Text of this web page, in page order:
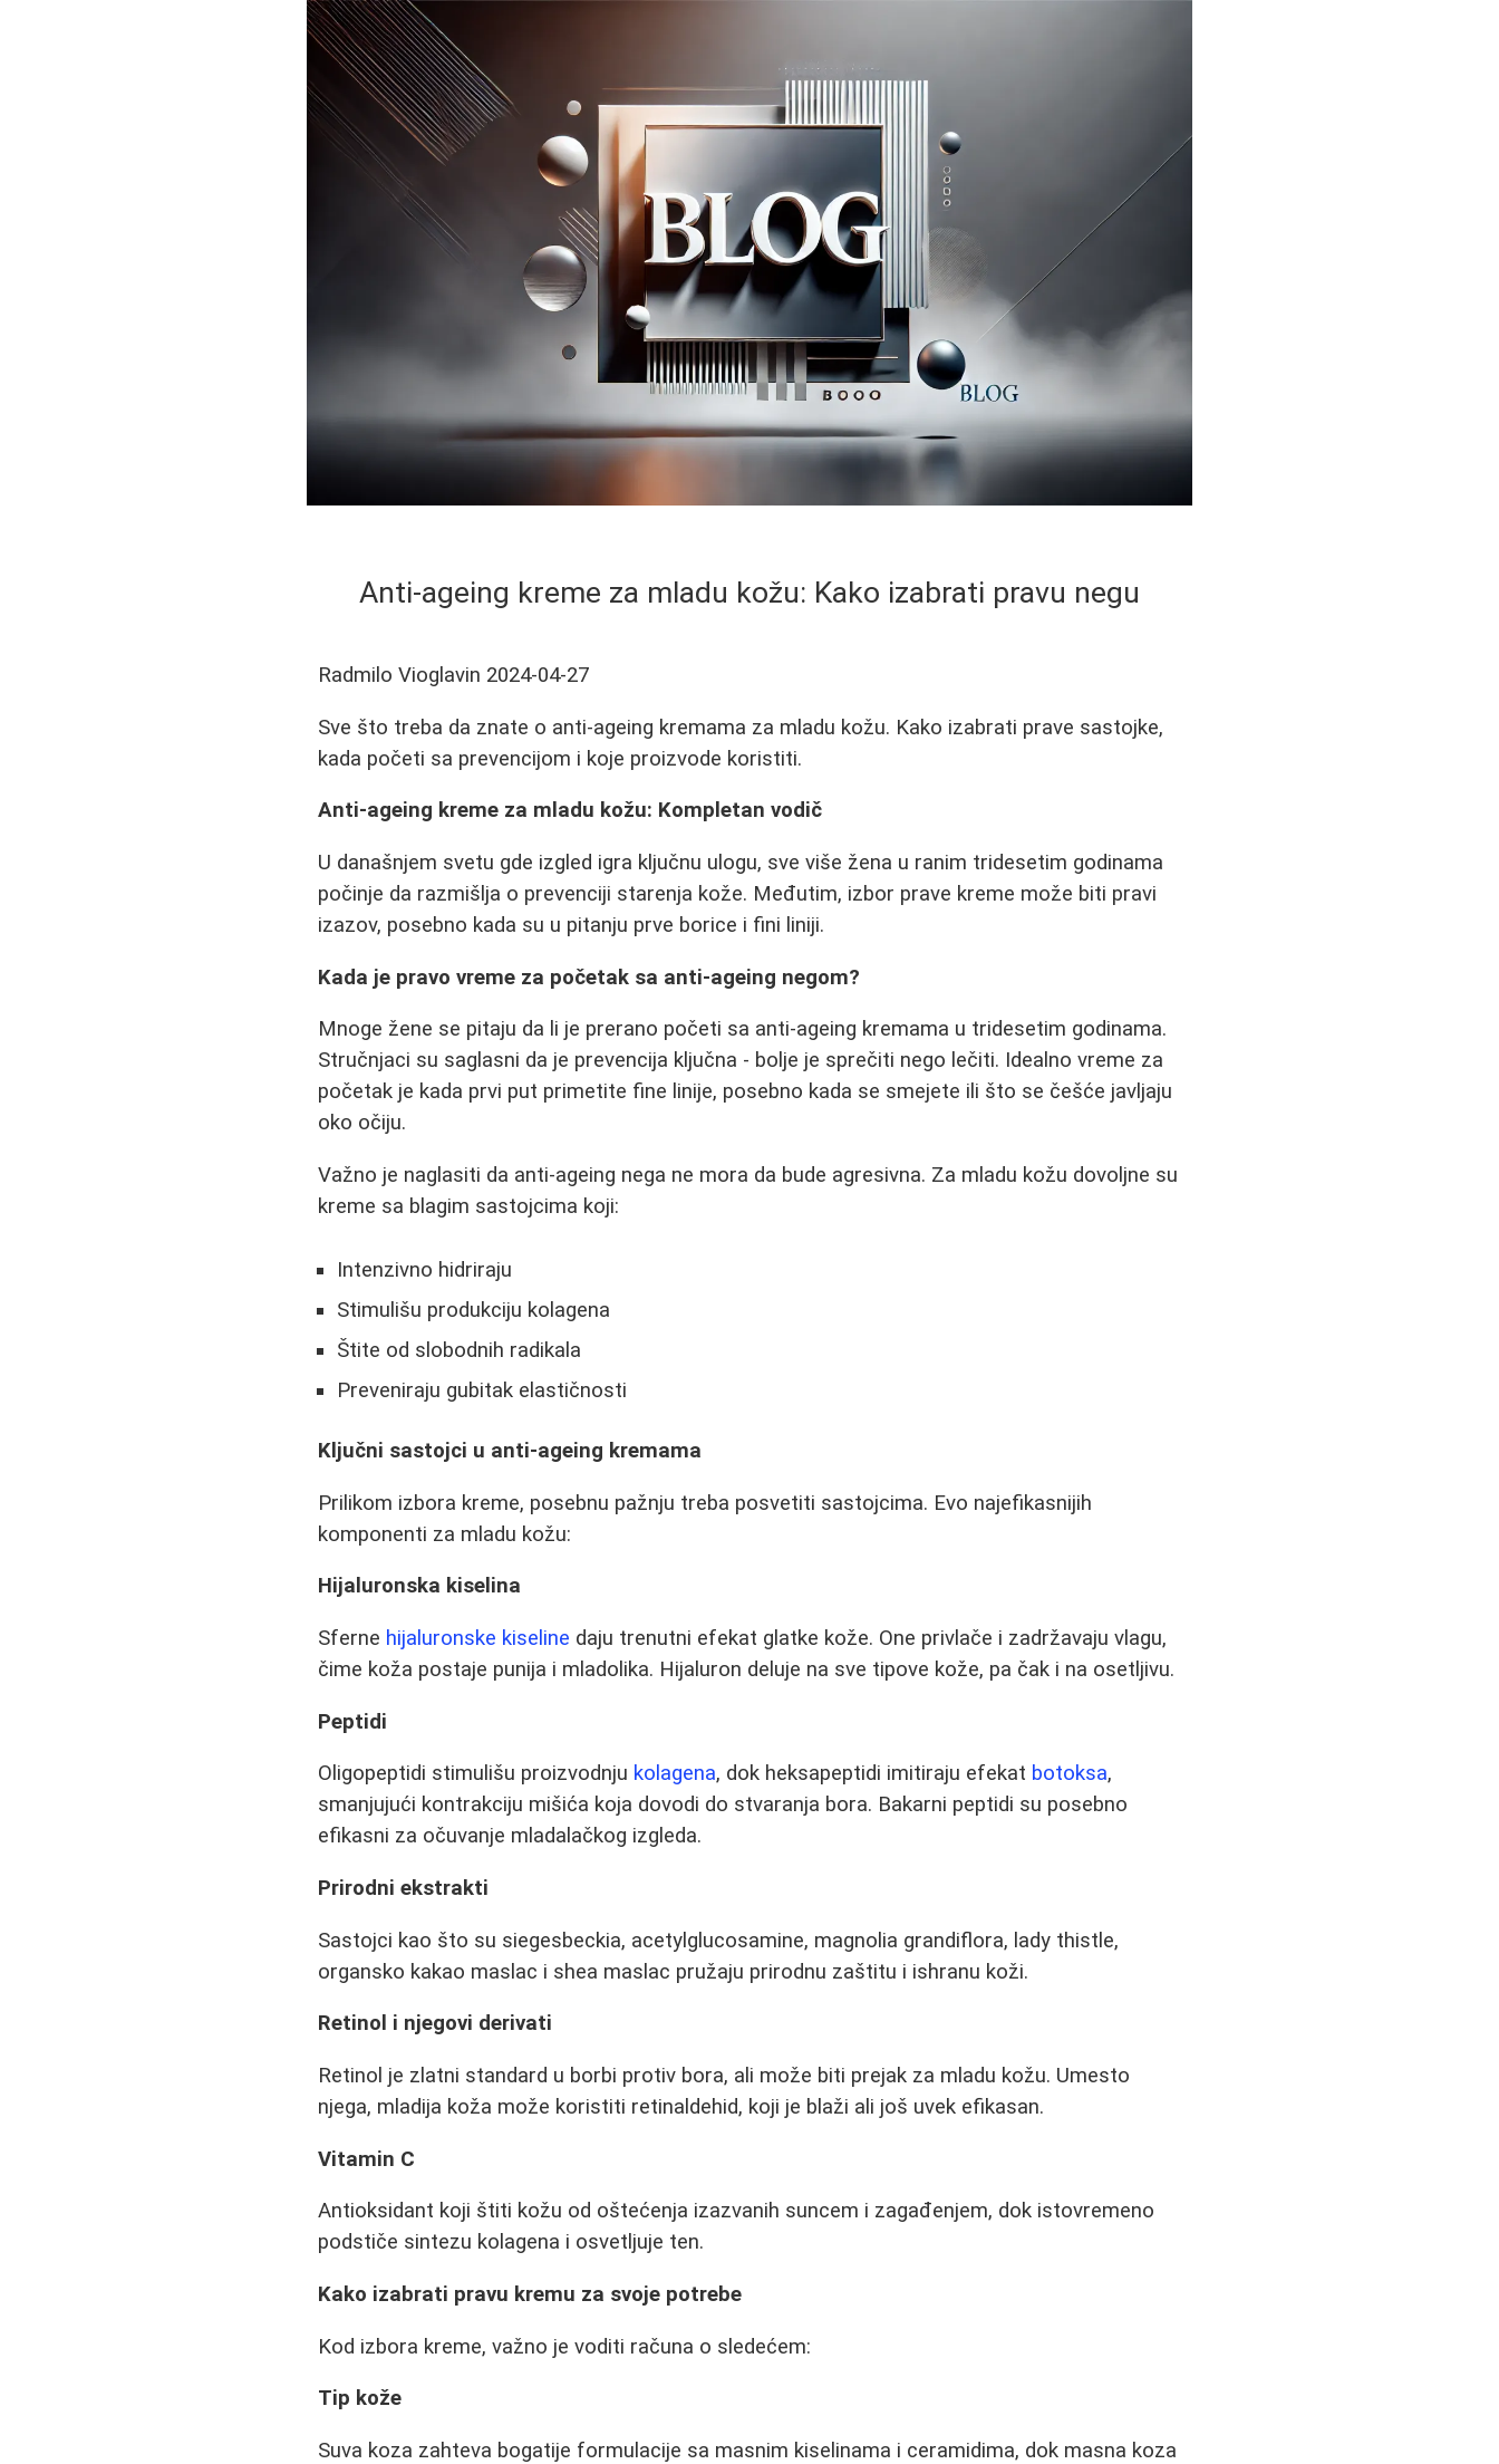
Anti-ageing kreme za mladu kožu: Kako izabrati pravu negu
Radmilo Vioglavin 2024-04-27
Sve što treba da znate o anti-ageing kremama za mladu kožu. Kako izabrati prave sastojke,
kada početi sa prevencijom i koje proizvode koristiti.
Anti-ageing kreme za mladu kožu: Kompletan vodič
U današnjem svetu gde izgled igra ključnu ulogu, sve više žena u ranim tridesetim godinama
počinje da razmišlja o prevenciji starenja kože. Međutim, izbor prave kreme može biti pravi
izazov, posebno kada su u pitanju prve borice i fini liniji.
Kada je pravo vreme za početak sa anti-ageing negom?
Mnoge žene se pitaju da li je prerano početi sa anti-ageing kremama u tridesetim godinama.
Stručnjaci su saglasni da je prevencija ključna - bolje je sprečiti nego lečiti. Idealno vreme za
početak je kada prvi put primetite fine linije, posebno kada se smejete ili što se češće javljaju
oko očiju.
Važno je naglasiti da anti-ageing nega ne mora da bude agresivna. Za mladu kožu dovoljne su
kreme sa blagim sastojcima koji:
Intenzivno hidriraju
Stimulišu produkciju kolagena
Štite od slobodnih radikala
Preveniraju gubitak elastičnosti
Ključni sastojci u anti-ageing kremama
Prilikom izbora kreme, posebnu pažnju treba posvetiti sastojcima. Evo najefikasnijih
komponenti za mladu kožu:
Hijaluronska kiselina
Sferne hijaluronske kiseline daju trenutni efekat glatke kože. One privlače i zadržavaju vlagu,
čime koža postaje punija i mladolika. Hijaluron deluje na sve tipove kože, pa čak i na osetljivu.
Peptidi
Oligopeptidi stimulišu proizvodnju kolagena, dok heksapeptidi imitiraju efekat botoksa,
smanjujući kontrakciju mišića koja dovodi do stvaranja bora. Bakarni peptidi su posebno
efikasni za očuvanje mladalačkog izgleda.
Prirodni ekstrakti
Sastojci kao što su siegesbeckia, acetylglucosamine, magnolia grandiflora, lady thistle,
organsko kakao maslac i shea maslac pružaju prirodnu zaštitu i ishranu koži.
Retinol i njegovi derivati
Retinol je zlatni standard u borbi protiv bora, ali može biti prejak za mladu kožu. Umesto
njega, mladija koža može koristiti retinaldehid, koji je blaži ali još uvek efikasan.
Vitamin C
Antioksidant koji štiti kožu od oštećenja izazvanih suncem i zagađenjem, dok istovremeno
podstiče sintezu kolagena i osvetljuje ten.
Kako izabrati pravu kremu za svoje potrebe
Kod izbora kreme, važno je voditi računa o sledećem:
Tip kože
Suva koza zahteva bogatije formulacije sa masnim kiselinama i ceramidima, dok masna koza